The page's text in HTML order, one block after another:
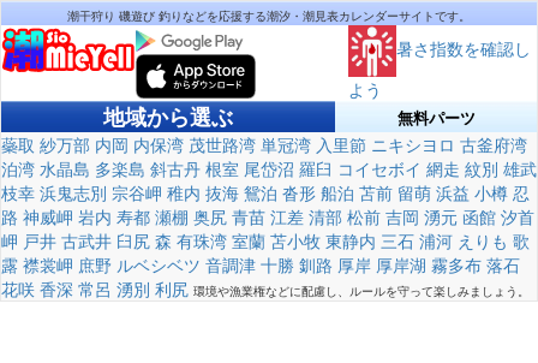
潮干狩り 磯遊び 釣りなどを応援する潮汐・潮見表カレンダーサイトです。
暑さ指数を確認し
よう
地域から選ぶ 無料パーツ
蘂取 紗万部 内岡 内保湾 茂世路湾 単冠湾 入里節 ニキシヨロ 古釜府湾
泊湾 水晶島 多楽島 斜古丹 根室 尾岱沼 羅臼 コイセボイ 網走 紋別 雄武
枝幸 浜鬼志別 宗谷岬 稚内 抜海 鴛泊 沓形 船泊 苫前 留萌 浜益 小樽 忍
路 神威岬 岩内 寿都 瀬棚 奥尻 青苗 江差 清部 松前 吉岡 湧元 函館 汐首
岬 戸井 古武井 臼尻 森 有珠湾 室蘭 苫小牧 東静内 三石 浦河 えりも 歌
露 襟裳岬 庶野 ルベシベツ 音調津 十勝 釧路 厚岸 厚岸湖 霧多布 落石
花咲 香深 常呂 湧別 利尻 環境や漁業権などに配慮し、ルールを守って楽しみましょう。